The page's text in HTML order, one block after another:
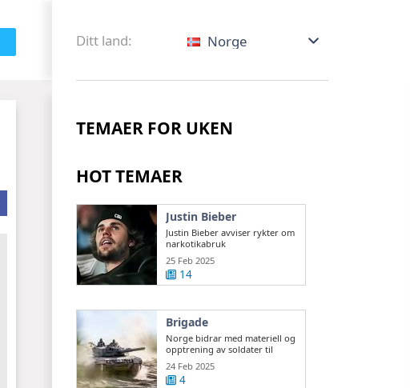
Ditt land: Norge
TEMAER FOR UKEN
HOT TEMAER
Justin Bieber
Justin Bieber avviser rykter om
narkotikabruk
25 Feb 2025
14
Brigade
Norge bidrar med materiell og
opptrening av soldater til
ukrainsk ...
24 Feb 2025
4